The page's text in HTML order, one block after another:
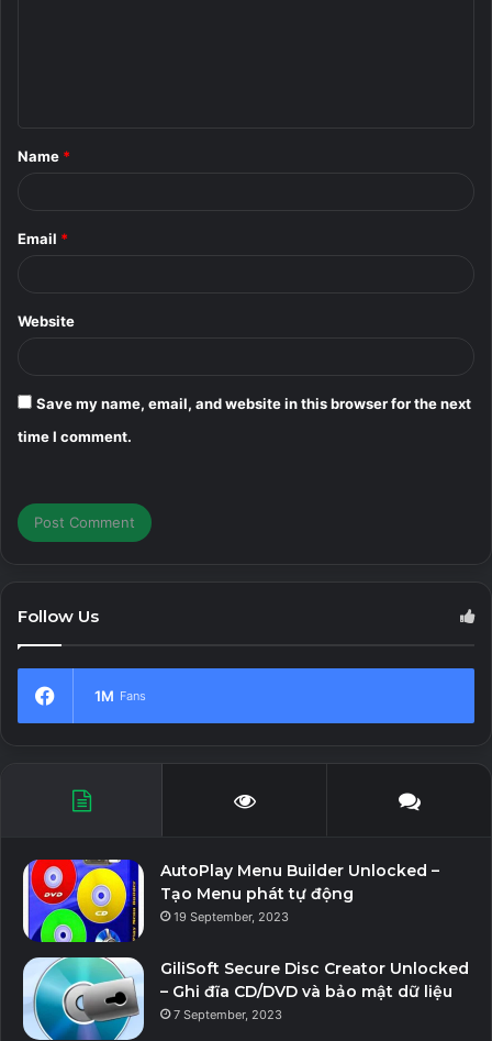
*
Name *
Email *
Website
Save my name, email, and website in this browser for the next
time I comment.
Follow Us
1M Fans
AutoPlay Menu Builder Unlocked –
Tạo Menu phát tự động
19 September, 2023
GiliSoft Secure Disc Creator Unlocked
– Ghi đĩa CD/DVD và bảo mật dữ liệu
7 September, 2023